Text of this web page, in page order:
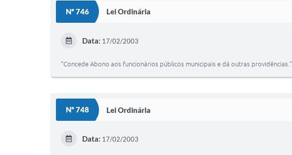
Nº 746 Lei Ordinária
Data: 17/02/2003
“Concede Abono aos funcionários públicos municipais e dá outras providências.”
Nº 748 Lei Ordinária
Data: 17/02/2003